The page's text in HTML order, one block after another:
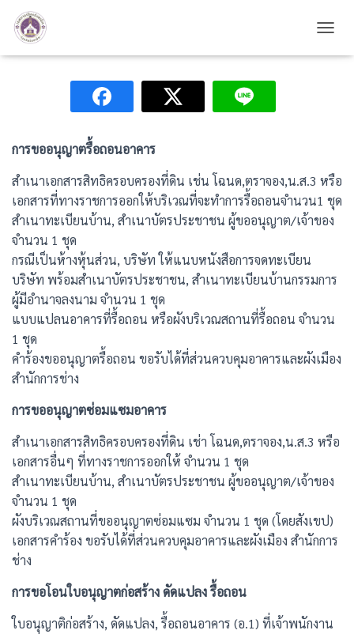
ขออนุญาตดัดแปลงรื้อถอนอาคาร
การขออนุญาตรื้อถอนอาคาร
สำเนาเอกสารสิทธิครอบครองที่ดิน เช่น โฉนด,ตราจอง,น.ส.3 หรือ
เอกสารที่ทางราชการออกให้บริเวณที่จะทำการรื้อถอนจำนวน1 ชุด
สำเนาทะเบียนบ้าน, สำเนาบัตรประชาชน ผู้ขออนุญาต/เจ้าของ
จำนวน 1 ชุด
กรณีเป็นห้างหุ้นส่วน, บริษัท ให้แนบหนังสือการจดทะเบียน
บริษัท พร้อมสำเนาบัตรประชาชน, สำเนาทะเบียนบ้านกรรมการ
ผู้มีอำนาจลงนาม จำนวน 1 ชุด
แบบแปลนอาคารที่รื้อถอน หรือผังบริเวณสถานที่รื้อถอน จำนวน
1 ชุด
คำร้องขออนุญาตรื้อถอน ขอรับได้ที่ส่วนควบคุมอาคารและผังเมือง
สำนักการช่าง
การขออนุญาตซ่อมแซมอาคาร
สำเนาเอกสารสิทธิครอบครองที่ดิน เช่า โฉนด,ตราจอง,น.ส.3 หรือ
เอกสารอื่นๆ ที่ทางราชการออกให้ จำนวน 1 ชุด
สำเนาทะเบียนบ้าน, สำเนาบัตรประชาชน ผู้ขออนุญาต/เจ้าของ
จำนวน 1 ชุด
ผังบริเวณสถานที่ขออนุญาตซ่อมแซม จำนวน 1 ชุด (โดยสังเขป)
เอกสารคำร้อง ขอรับได้ที่ส่วนควบคุมอาคารและผังเมือง สำนักการ
ช่าง
การขอโอนใบอนุญาตก่อสร้าง ดัดแปลง รื้อถอน
ใบอนุญาติก่อสร้าง, ดัดแปลง, รื้อถอนอาคาร (อ.1) ที่เจ้าพนักงาน